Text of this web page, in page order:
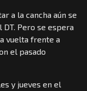
a la cancha aún se
Pero se espera
vuelta frente a
el pasado
y jueves en el